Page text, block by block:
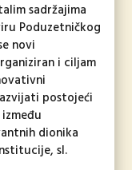
sadržajima
Poduzetničkog
novi
i ciljam
postojeći
dionika
sl.